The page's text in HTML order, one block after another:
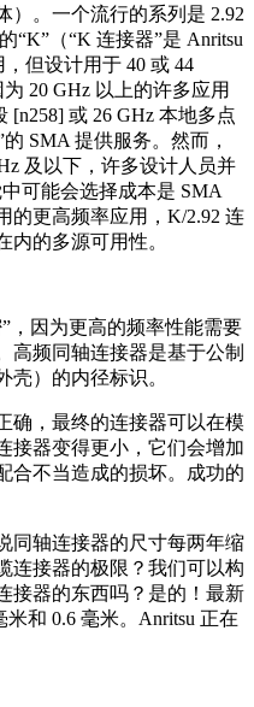
）。一个流行的系列是 2.92
“K”（“K 连接器”是 Anritsu
但设计用于 40 或 44
20 GHz 以上的许多应用
[n258] 或 26 GHz 本地多点
SMA 提供服务。然而，
及以下，许多设计人员并
可能会选择成本是 SMA
的更高频率应用，K/2.92 连
的多源可用性。
，因为更高的频率性能需要
高频同轴连接器是基于公制
壳）的内径标识。
确，最终的连接器可以在模
接器变得更小，它们会增加
合不当造成的损坏。成功的
同轴连接器的尺寸每两年缩
连接器的极限？我们可以构
接器的东西吗？是的！最新
和 0.6 毫米。Anritsu 正在